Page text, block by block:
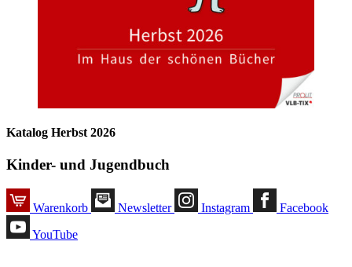
Katalog Herbst 2026
Kinder- und Jugendbuch
Warenkorb Newsletter Instagram
Facebook
YouTube